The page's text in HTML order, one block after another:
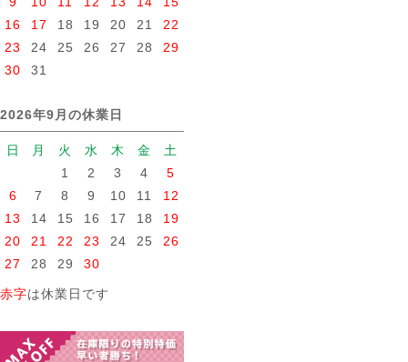
16
17 18 19 20 21
22
23
24 25 26 27 28
29
30
31
2026年9月の休業日
日 月 火 水 木 金
土
1
2 3 4
5
6
7 8 9 10 11
12
13
14 15 16 17 18
19
20
21 22 23 24 25
26
27
28 29 30
赤字は休業日です